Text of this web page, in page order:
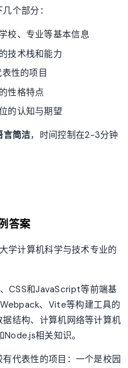
个部分：
校、专业等基本信息
技术栈和能力
性的项目
性格特点
的认知与期望
言简洁，时间控制在2-3分钟
答案
学计算机科学与技术专业的
CSS和JavaScript等前端基
、Vite等构建工具的
结构、计算机网络等计算机
相关知识。
代表性的项目：一个是校园